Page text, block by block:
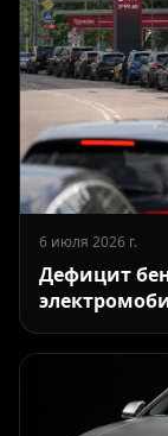
6 июля 2026 г.
Дефицит